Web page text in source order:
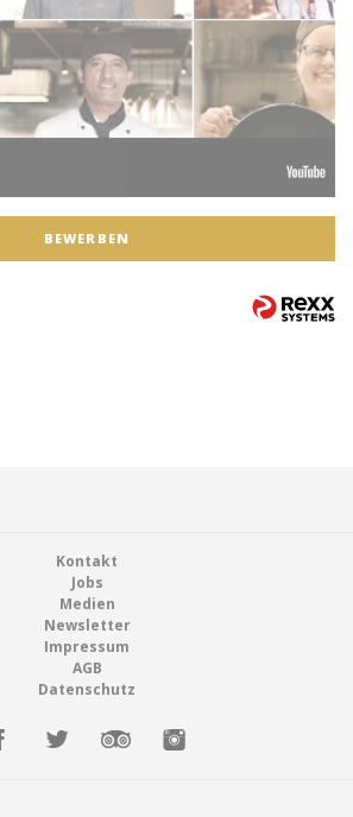
BEWERBEN
Kontakt
Jobs
Medien
Newsletter
Impressum
AGB
Datenschutz